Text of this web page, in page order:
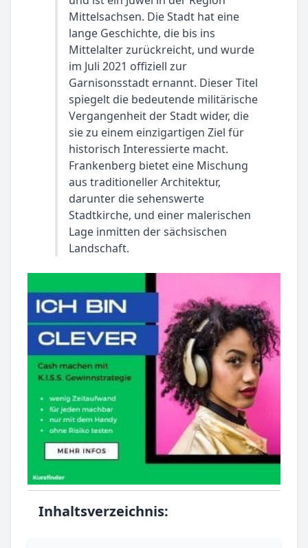
Mittelsachsen. Die Stadt hat eine
lange Geschichte, die bis ins
Mittelalter zurückreicht, und wurde
im Juli 2021 offiziell zur
Garnisonsstadt ernannt. Dieser Titel
spiegelt die bedeutende militärische
Vergangenheit der Stadt wider, die
sie zu einem einzigartigen Ziel für
historisch Interessierte macht.
Frankenberg bietet eine Mischung
aus traditioneller Architektur,
darunter die sehenswerte
Stadtkirche, und einer malerischen
Lage inmitten der sächsischen
Landschaft.
Inhaltsverzeichnis: